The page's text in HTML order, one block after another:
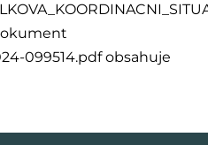
099514.pdf obsahuje